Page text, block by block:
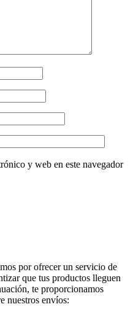
y web en este navegador
por ofrecer un servicio de
que tus productos lleguen
te proporcionamos
nuestros envíos: